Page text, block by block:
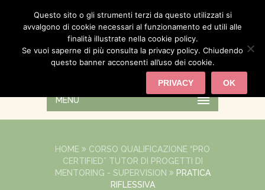
MENU
HOME
CORSO QUALIFICAZIONE “PRO
CERTIFIED” TUTOR DI PROGETTI DI
MENTORING - SUPERVISION
PRATICA
RIFLESSIVA
Questo sito o gli strumenti terzi da questo utilizzati si
avvalgono di cookie necessari al funzionamento ed utili alle
finalità illustrate nella cookie policy.
Se vuoi saperne di più consulta la privacy policy. Chiudendo
questo banner acconsenti all’uso dei cookie.
OK
PRIVACY